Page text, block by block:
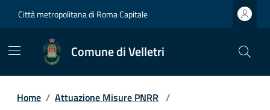
Città metropolitana di Roma Capitale
Comune di Velletri
Home / Attuazione Misure PNRR /